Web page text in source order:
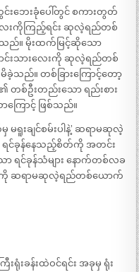
ကွင်းဘေးခုံပေါ်တွင် စကားတွတ်
းကိုကြည့်ရင်း ဆုလဲ့ရည်တစ်
သည်။ မိုးထက်မြင့်ဆိုသော
ာင်းသားလေးကို ဆုလဲ့ရည်တစ်
သည်။ တစ်ခြားကြောင့်တော့
တစ်ဦးတည်းသော ရည်းစား
ကြောင့် ဖြစ်သည်။
းချင်စမ်းပါနဲ့’ ဆရာမဆုလဲ့
င်ခုန်နေသည့်စိတ်ကို အတင်း
ရင်ခုန်သံများ နောက်တစ်လ​​ခ
ကို ဆရာမဆုလဲ့ရည်တစ်ယောက်
းခန်းထဲဝင်ရင်း အခုမှ ရုံး